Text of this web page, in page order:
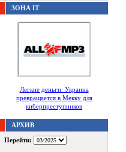
ЗОНА IT
Легкие деньги: Украина
превращается в Мекку для
киберпреступников
АРХИВ
Перейти: